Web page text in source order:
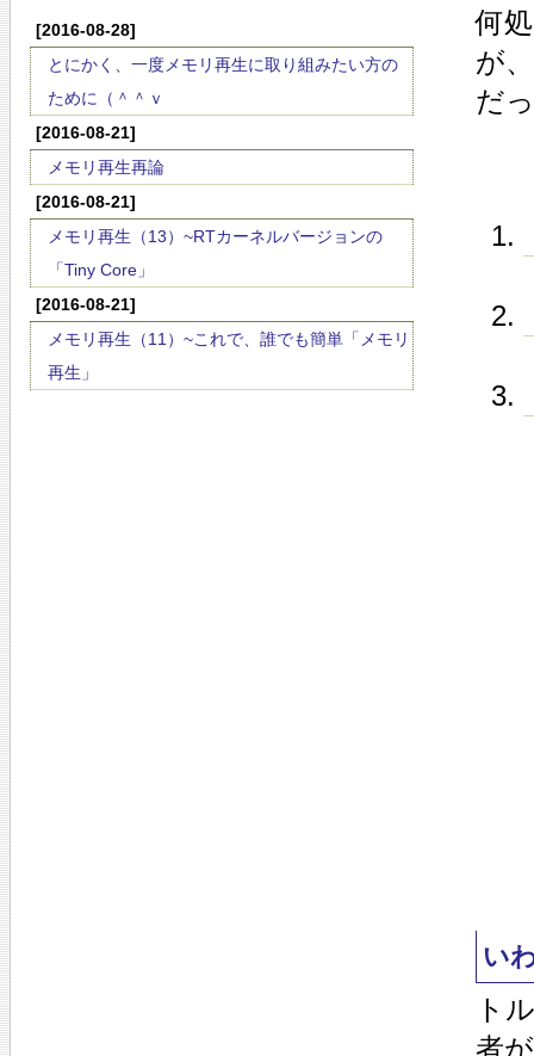
[2016-08-28]
とにかく、一度メモリ再生に取り組みたい方の
ために（＾＾ｖ
[2016-08-21]
メモリ再生再論
[2016-08-21]
メモリ再生（13）~RTカーネルバージョンの
「Tiny Core」
[2016-08-21]
メモリ再生（11）~これで、誰でも簡単「メモリ
再生」
何
が
だ
い
ト
者